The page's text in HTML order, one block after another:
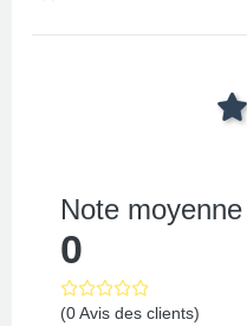
Note moyenne
0
(0 Avis des clients)